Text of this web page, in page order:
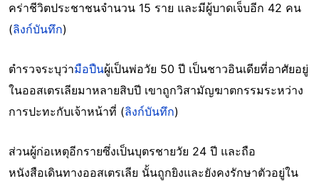
คร่าชีวิตประชาชนจำนวน 15 ราย และมีผู้บาดเจ็บอีก 42 คน
(ลิงก์บันทึก)
ตำรวจระบุว่ามือปืนผู้เป็นพ่อวัย 50 ปี เป็นชาวอินเดียที่อาศัยอยู่
ในออสเตรเลียมาหลายสิบปี เขาถูกวิสามัญฆาตกรรมระหว่าง
การปะทะกับเจ้าหน้าที่ (ลิงก์บันทึก)
ส่วนผู้ก่อเหตุอีกรายซึ่งเป็นบุตรชายวัย 24 ปี และถือ
หนังสือเดินทางออสเตรเลีย นั้นถูกยิงและยังคงรักษาตัวอยู่ใน